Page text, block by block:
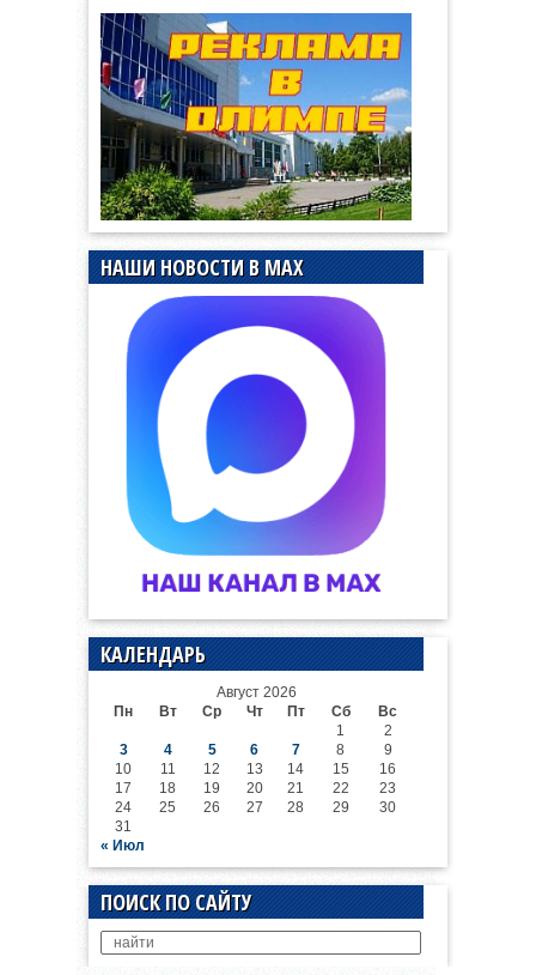
НАШИ НОВОСТИ В MAX
КАЛЕНДАРЬ
Август 2026
Пн
Вт Ср Чт Пт Сб
Вс
1
2
3
4 5 6 7 8
9
10
11 12 13 14 15
16
17
18 19 20 21 22
23
24
25 26 27 28 29
30
31
« Июл
ПОИСК ПО САЙТУ